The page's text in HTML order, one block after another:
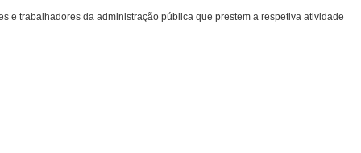
pública que prestem a respetiva atividade